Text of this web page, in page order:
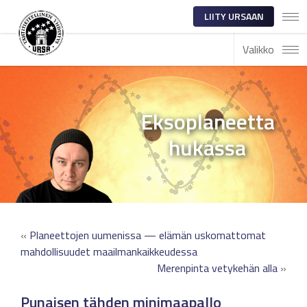
LIITY URSAAN
Valikko
Eksoplaneetta
hukassa
« Planeettojen uumenissa — elämän uskomattomat
mahdollisuudet maailmankaikkeudessa
Merenpinta vetykehän alla »
Punaisen tähden minimaapallo